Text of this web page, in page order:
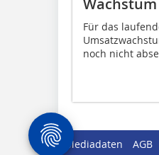
Für das
noch nicht
Mediadaten AGB